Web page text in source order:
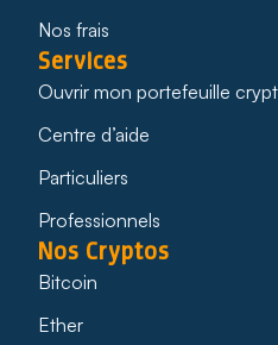
Nos frais
Services
Ouvrir mon portefeuille
Centre d’aide
Particuliers
Professionnels
Nos Cryptos
Bitcoin
Ether